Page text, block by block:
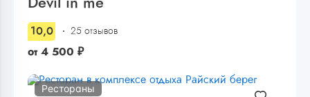
10,0 25 отзывов
от 4 500 ₽
Рестораны